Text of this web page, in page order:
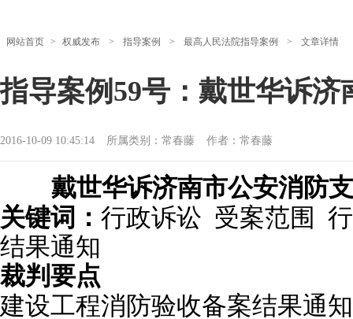
网站首页 > 权威发布 > 指导案例 > 最高人民法院指导案例 > 文章详情
指导案例59号：戴世华诉
2016-10-09 10:45:14 所属类别：常春藤 作者：常春藤
戴世华诉济南市公安消防
关键词： 行政诉讼 受案范围
结果通知
裁判要点
建设工程消防验收备案结果通